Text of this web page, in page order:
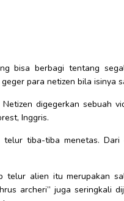
bisa berbagi tentang
para netizen bila isinya
digegerkan sebuah
Inggris.
tiba-tiba menetas. Dari
telur alien itu merupakan
archeri” juga seringkali